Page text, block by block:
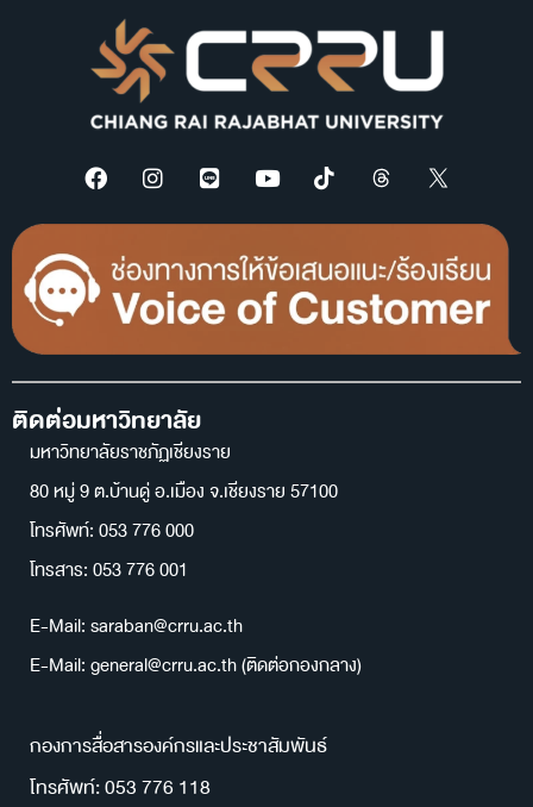
ติดต่อมหาวิทยาลัย
มหาวิทยาลัยราชภัฏเชียงราย
80 หมู่ 9 ต.บ้านดู่ อ.เมือง จ.เชียงราย 57100
โทรศัพท์: 053 776 000
โทรสาร: 053 776 001
E-Mail: saraban@crru.ac.th
E-Mail: general@crru.ac.th (ติดต่อกองกลาง)
กองการสื่อสารองค์กรและประชาสัมพันธ์
โทรศัพท์: 053 776 118